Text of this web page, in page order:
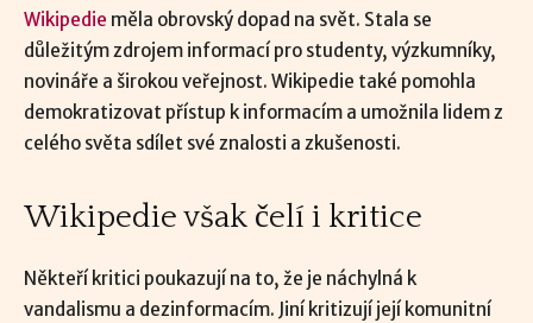
Wikipedie měla obrovský dopad na svět. Stala se
důležitým zdrojem informací pro studenty, výzkumníky,
novináře a širokou veřejnost. Wikipedie také pomohla
demokratizovat přístup k informacím a umožnila lidem z
celého světa sdílet své znalosti a zkušenosti.
Wikipedie však čelí i kritice
Někteří kritici poukazují na to, že je náchylná k
vandalismu a dezinformacím. Jiní kritizují její komunitní